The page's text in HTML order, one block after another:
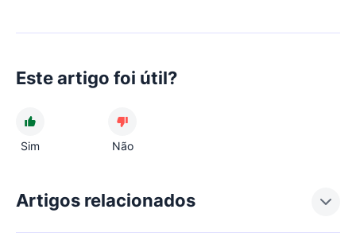
Este artigo foi útil?
Sim Não
Artigos relacionados